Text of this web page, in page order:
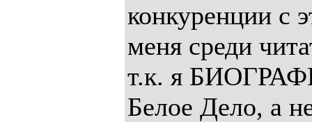
конкуренции с
меня среди
т.к. я
Белое Дело, а